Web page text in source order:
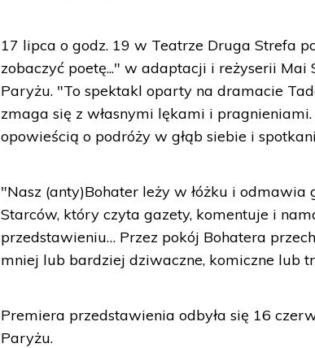
17 lipca o godz. 19 w Teatrze Druga Strefa
zobaczyć poetę..." w adaptacji i reżyserii
Paryżu. "To spektakl oparty na dramacie
zmaga się z własnymi lękami i
opowieścią o podróży w głąb siebie i
"Nasz (anty)Bohater leży w łóżku i
Starców, który czyta gazety, komentuje i
przedstawieniu… Przez pokój Bohatera
mniej lub bardziej dziwaczne, komiczne lub
Premiera przedstawienia odbyła się 16
Paryżu.